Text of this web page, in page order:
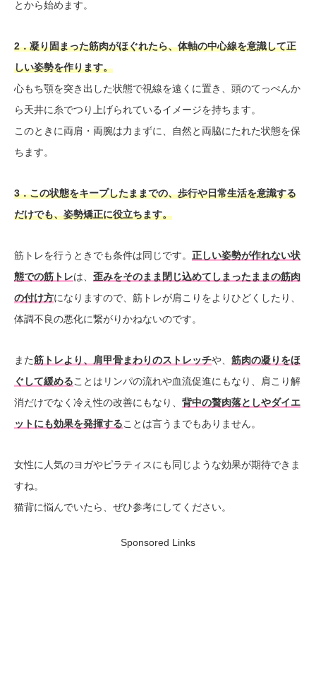
とから始めます。
2．凝り固まった筋肉がほぐれたら、体軸の中心線を意識して正
しい姿勢を作ります。
心もち顎を突き出した状態で視線を遠くに置き、頭のてっぺんか
ら天井に糸でつり上げられているイメージを持ちます。
このときに両肩・両腕は力まずに、自然と両脇にたれた状態を保
ちます。
3．この状態をキープしたままでの、歩行や日常生活を意識する
だけでも、姿勢矯正に役立ちます。
筋トレを行うときでも条件は同じです。 正しい姿勢が作れない状
態での筋トレは、 歪みをそのまま閉じ込めてしまったままの筋肉
の付け方になりますので、筋トレが肩こりをよりひどくしたり、
体調不良の悪化に繋がりかねないのです。
また筋トレより、肩甲骨まわりのストレッチや、 筋肉の凝りをほ
ぐして緩めることはリンパの流れや血流促進にもなり、肩こり解
消だけでなく冷え性の改善にもなり、 背中の贅肉落としやダイエ
ットにも効果を発揮することは言うまでもありません。
女性に人気のヨガやピラティスにも同じような効果が期待できま
すね。
猫背に悩んでいたら、ぜひ参考にしてください。
Sponsored Links